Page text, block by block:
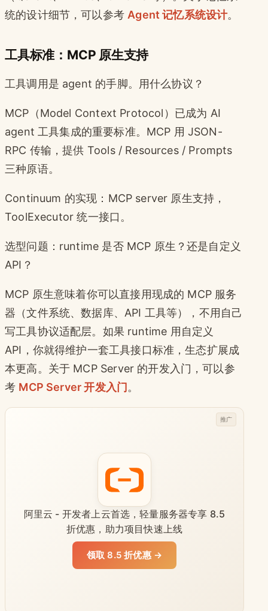
统的设计细节，可以参考 Agent 记忆系统设计。
工具标准：MCP 原生支持
工具调用是 agent 的手脚。用什么协议？
MCP（Model Context Protocol）已成为 AI
agent 工具集成的重要标准。MCP 用 JSON-
RPC 传输，提供 Tools / Resources / Prompts
三种原语。
Continuum 的实现：MCP server 原生支持，
ToolExecutor 统一接口。
选型问题：runtime 是否 MCP 原生？还是自定义
API？
MCP 原生意味着你可以直接用现成的 MCP 服务
器（文件系统、数据库、API 工具等），不用自己
写工具协议适配层。如果 runtime 用自定义
API，你就得维护一套工具接口标准，生态扩展成
本更高。关于 MCP Server 的开发入门，可以参
考 MCP Server 开发入门。
阿里云 - 开发者上云首选，轻量服务器专享 8.5
折优惠，助力项目快速上线
领取 8.5 折优惠 →
推广